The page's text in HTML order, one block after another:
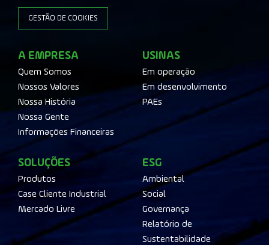
GESTÃO DE COOKIES
A EMPRESA
Quem Somos
Nossos Valores
Nossa História
Nossa Gente
Informações Financeiras
USINAS
Em operação
Em desenvolvimento
PAEs
SOLUÇÕES
Produtos
Case Cliente Industrial
Mercado Livre
ESG
Ambiental
Social
Governança
Relatório de
Sustentabilidade